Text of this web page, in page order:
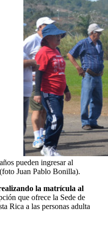
pueden ingresar al
Juan Pablo Bonilla).
la matrícula al
que ofrece la Sede de
Rica a las personas adulta